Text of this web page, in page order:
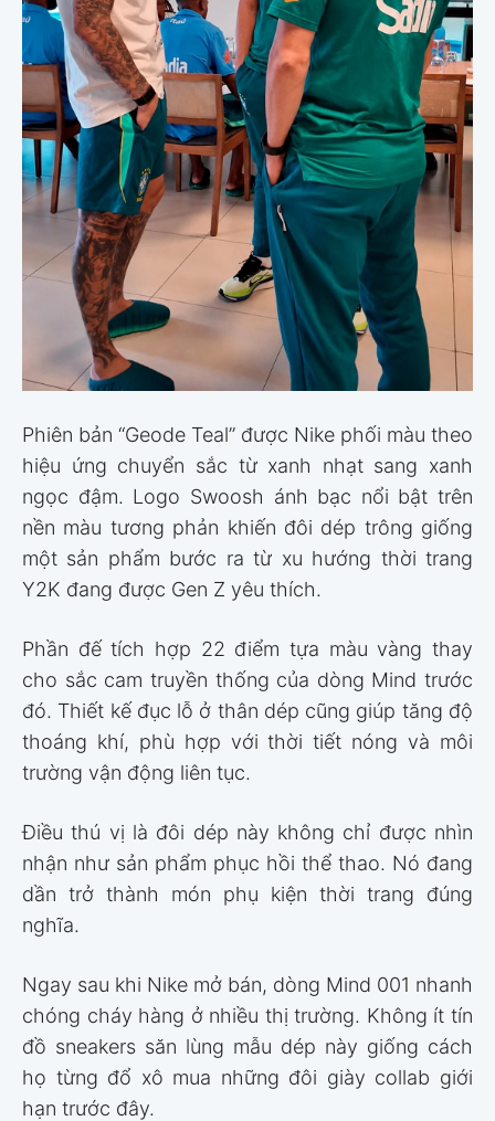
Phiên bản “Geode Teal” được Nike phối màu theo
hiệu ứng chuyển sắc từ xanh nhạt sang xanh
ngọc đậm. Logo Swoosh ánh bạc nổi bật trên
nền màu tương phản khiến đôi dép trông giống
một sản phẩm bước ra từ xu hướng thời trang
Y2K đang được Gen Z yêu thích.
Phần đế tích hợp 22 điểm tựa màu vàng thay
cho sắc cam truyền thống của dòng Mind trước
đó. Thiết kế đục lỗ ở thân dép cũng giúp tăng độ
thoáng khí, phù hợp với thời tiết nóng và môi
trường vận động liên tục.
Điều thú vị là đôi dép này không chỉ được nhìn
nhận như sản phẩm phục hồi thể thao. Nó đang
dần trở thành món phụ kiện thời trang đúng
nghĩa.
Ngay sau khi Nike mở bán, dòng Mind 001 nhanh
chóng cháy hàng ở nhiều thị trường. Không ít tín
đồ sneakers săn lùng mẫu dép này giống cách
họ từng đổ xô mua những đôi giày collab giới
hạn trước đây.